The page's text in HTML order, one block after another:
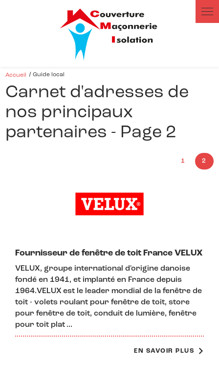
Accueil Guide local
Carnet d'adresses de
nos principaux
partenaires - Page 2
1 2
Fournisseur de fenêtre de toit France VELUX
VELUX, groupe international d'origine danoise
fondé en 1941, et implanté en France depuis
1964.VELUX est le leader mondial de la fenêtre de
toit - volets roulant pour fenêtre de toit, store
pour fenêtre de toit, conduit de lumière, fenêtre
pour toit plat ...
EN SAVOIR PLUS